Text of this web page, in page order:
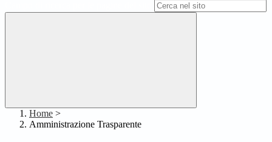
Home >
Amministrazione Trasparente